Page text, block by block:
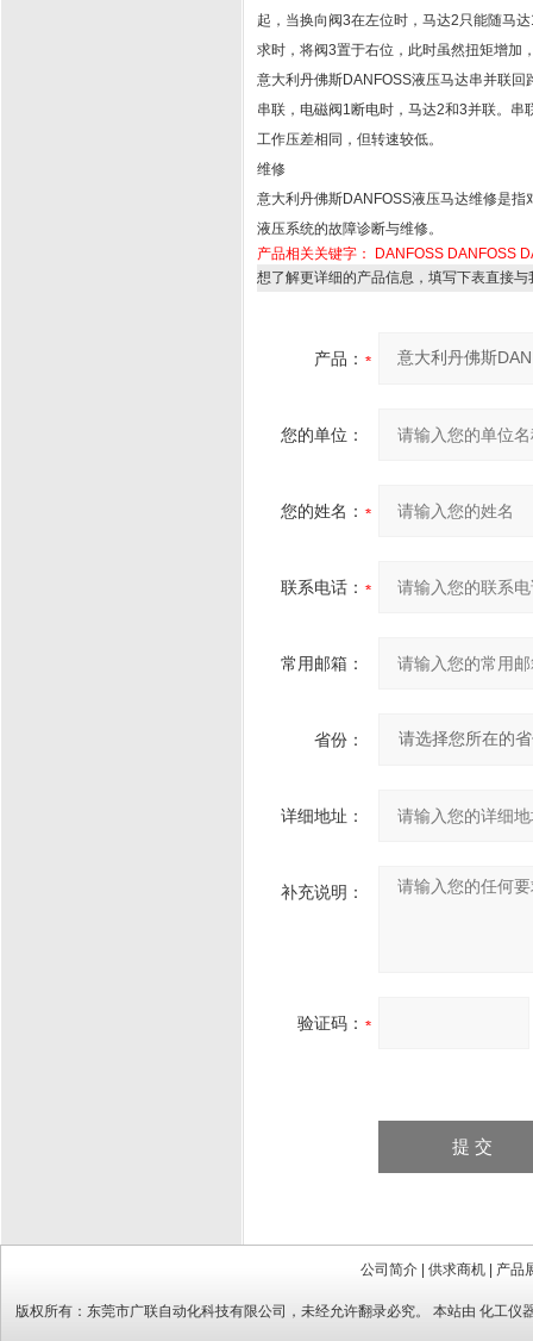
起，当换向阀3在左位时，马达2只能随马
求时，将阀3置于右位，此时虽然扭矩增加
意大利丹佛斯DANFOSS液压马达串并联
串联，电磁阀1断电时，马达2和3并联。
工作压差相同，但转速较低。
维修
意大利丹佛斯DANFOSS液压马达维修是
液压系统的故障诊断与维修。
产品相关关键字：
DANFOSS DANFOSS
想了解更详细的产品信息，填写下表直接与
产品：
您的单位：
您的姓名：
联系电话：
常用邮箱：
省份：
详细地址：
补充说明：
验证码：
公司简介 供求商机 产品
版权所有： 东莞市广联自动化科技有限公司 ，未经允许翻录必究。 本站由化工仪